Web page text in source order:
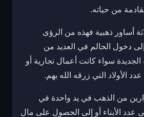
من حياته.
أساور ذهبية فهذه من الرؤى
إلى دخول الحالم في العديد من
الجديدة سواء كانت أعمال تجارية أو
الأولاد التي زرقه الله بهم.
من الذهب في يد واحدة في
عدد الأبناء أو إلى الحصول على مال